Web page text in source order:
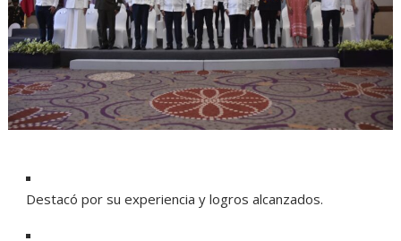
Destacó por su experiencia y logros alcanzados.